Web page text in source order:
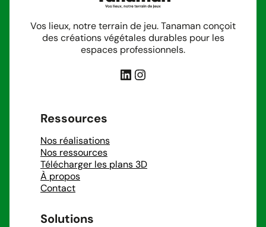
Vos lieux, notre terrain de jeu. Tanaman conçoit
des créations végétales durables pour les
espaces professionnels.
LinkedIn
Instagram
Ressources
Nos réalisations
Nos ressources
Télécharger les plans 3D
À propos
Contact
Solutions